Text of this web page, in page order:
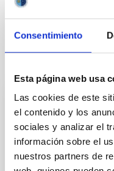
Consentimiento
Esta página web usa
Las cookies de este
el contenido y los
sociales y analizar el
información sobre el
nuestros partners de
Técnicas
CON ÁRBITRO
Magnetic Field
Cores in the
Core Scales